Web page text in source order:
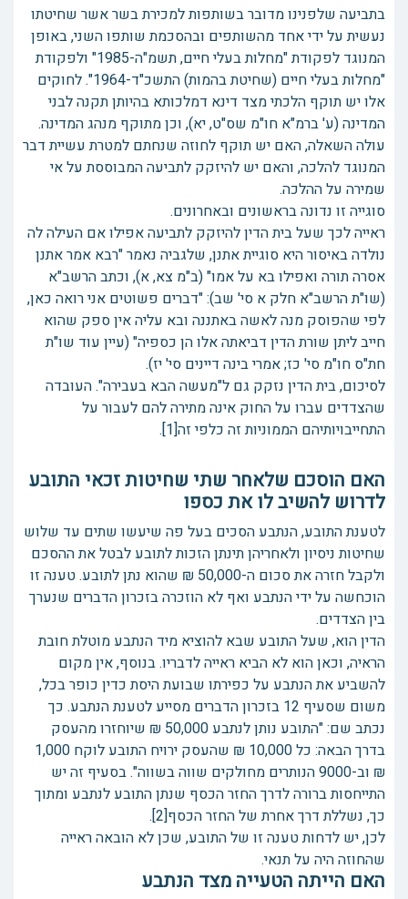
בתביעה שלפנינו מדובר בשותפות למכירת בשר אשר שחיטתו
נעשית על ידי אחד מהשותפים ובהסכמת שותפו השני, באופן
המנוגד לפקודת "מחלות בעלי חיים, תשמ"ה-1985" ולפקודת
"מחלות בעלי חיים (שחיטת בהמות) התשכ"ד-1964". לחוקים
אלו יש תוקף הלכתי מצד דינא דמלכותא בהיותן תקנה לבני
המדינה (ע' ברמ"א חו"מ שס"ט, יא), וכן מתוקף מנהג המדינה.
עולה השאלה, האם יש תוקף לחוזה שנחתם למטרת עשיית דבר
המנוגד להלכה, והאם יש להיזקק לתביעה המבוססת על אי
שמירה על ההלכה.
סוגייה זו נדונה בראשונים ובאחרונים.
ראייה לכך שעל בית הדין להיזקק לתביעה אפילו אם העילה לה
נולדה באיסור היא סוגיית אתנן, שלגביה נאמר "רבא אמר אתנן
אסרה תורה ואפילו בא על אמו" (ב"מ צא, א), וכתב הרשב"א
(שו"ת הרשב"א חלק א סי' שב): "דברים פשוטים אני רואה כאן,
לפי שהפוסק מנה לאשה באתננה ובא עליה אין ספק שהוא
חייב ליתן שורת הדין דביאתה אלו הן כספיה" (עיין עוד שו"ת
חת"ס חו"מ סי' כז; אמרי בינה דיינים סי' יז).
לסיכום, בית הדין נזקק גם ל"מעשה הבא בעבירה". העובדה
שהצדדים עברו על החוק אינה מתירה להם לעבור על
התחייבויותיהם הממוניות זה כלפי זה[1].
האם הוסכם שלאחר שתי שחיטות זכאי התובע
לדרוש להשיב לו את כספו
לטענת התובע, הנתבע הסכים בעל פה שיעשו שתים עד שלוש
שחיטות ניסיון ולאחריהן תינתן הזכות לתובע לבטל את ההסכם
ולקבל חזרה את סכום ה-50,000 ₪ שהוא נתן לתובע. טענה זו
הוכחשה על ידי הנתבע ואף לא הוזכרה בזכרון הדברים שנערך
בין הצדדים.
הדין הוא, שעל התובע שבא להוציא מיד הנתבע מוטלת חובת
הראיה, וכאן הוא לא הביא ראייה לדבריו. בנוסף, אין מקום
להשביע את הנתבע על כפירתו שבועת היסת כדין כופר בכל,
משום שסעיף 12 בזכרון הדברים מסייע לטענת הנתבע. כך
נכתב שם: "התובע נותן לנתבע 50,000 ₪ שיוחזרו מהעסק
בדרך הבאה: כל 10,000 ₪ שהעסק ירויח התובע לוקח 1,000
₪ וב-9000 הנותרים מחולקים שווה בשווה". בסעיף זה יש
התייחסות ברורה לדרך החזר הכסף שנתן התובע לנתבע ומתוך
כך, נשללת דרך אחרת של החזר הכסף[2].
לכן, יש לדחות טענה זו של התובע, שכן לא הובאה ראייה
שהחוזה היה על תנאי.
האם הייתה הטעייה מצד הנתבע